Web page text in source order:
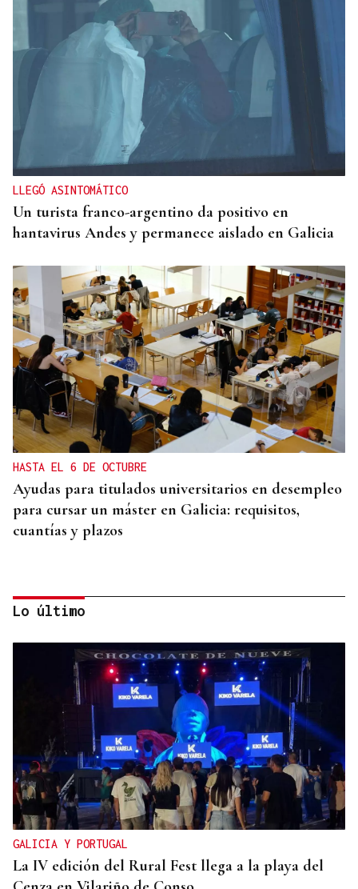
LLEGÓ ASINTOMÁTICO
Un turista franco-argentino da positivo en
hantavirus Andes y permanece aislado en Galicia
HASTA EL 6 DE OCTUBRE
Ayudas para titulados universitarios en desempleo
para cursar un máster en Galicia: requisitos,
cuantías y plazos
CUENTA CON ANTECEDENTES
Despliegue policial en Redondela por un hombre
atrincherado en su vivienda
Lo último
GALICIA Y PORTUGAL
La IV edición del Rural Fest llega a la playa del